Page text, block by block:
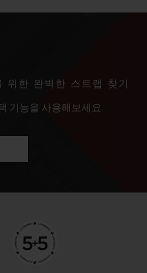
위한 완벽한 스트랩 찾기
기능을 사용해보세요